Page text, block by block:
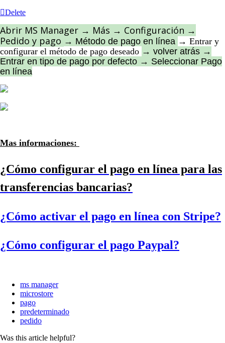
Delete
Abrir MS Manager → Más → Configuración →
Pedido y pago → Método de pago en línea → Entrar y
configurar el método de pago deseado → volver atrás →
Entrar en tipo de pago por defecto → Seleccionar Pago
en línea
Mas informaciones:
¿Cómo configurar el pago en línea para las
transferencias bancarias?
¿Cómo activar el pago en línea con Stripe?
¿Cómo configurar el pago Paypal?
ms manager
microstore
pago
predeterminado
pedido
Was this article helpful?